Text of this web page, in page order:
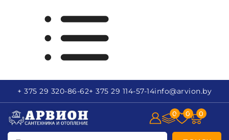
+ 375 29 320-86-62+ 375 29 114-57-14info@arvion.by
0 0 0